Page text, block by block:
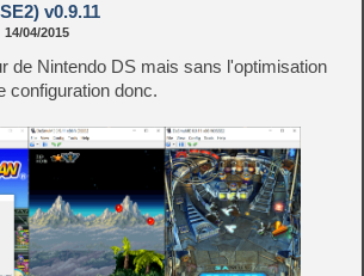
v0.9.11
14/04/2015
de Nintendo DS mais sans l'optimisation
configuration donc.